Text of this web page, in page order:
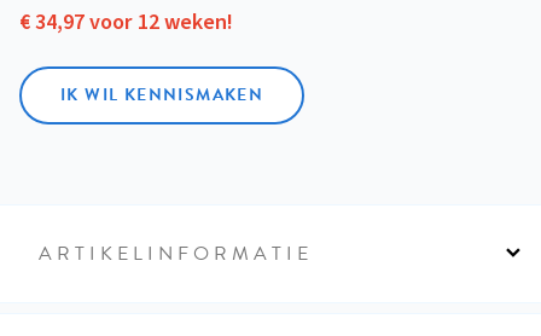
€ 34,97 voor 12 weken!
IK WIL KENNISMAKEN
ARTIKELINFORMATIE